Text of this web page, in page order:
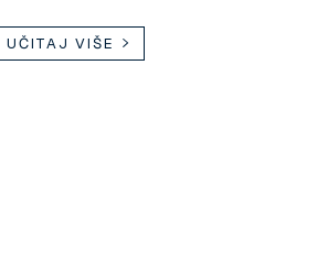
UČITAJ VIŠE